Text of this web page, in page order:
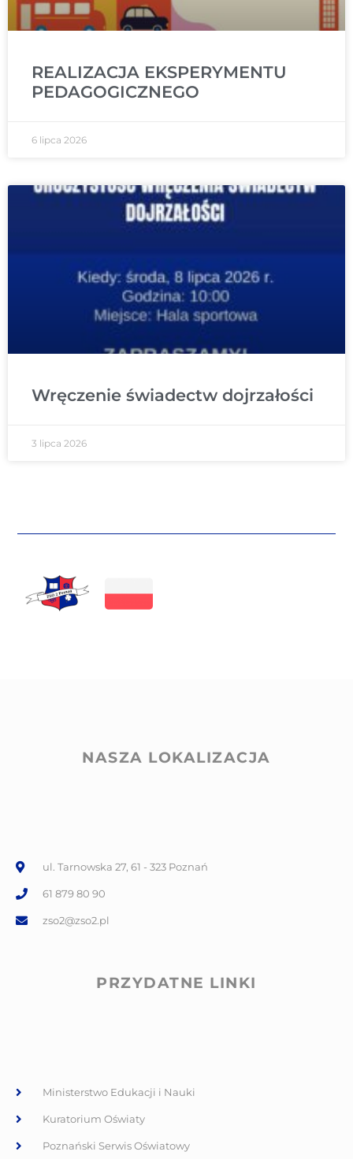
REALIZACJA EKSPERYMENTU
PEDAGOGICZNEGO
6 lipca 2026
Wręczenie świadectw dojrzałości
3 lipca 2026
NASZA LOKALIZACJA
ul. Tarnowska 27, 61 - 323 Poznań
61 879 80 90
zso2@zso2.pl
PRZYDATNE LINKI
Ministerstwo Edukacji i Nauki
Kuratorium Oświaty
Poznański Serwis Oświatowy